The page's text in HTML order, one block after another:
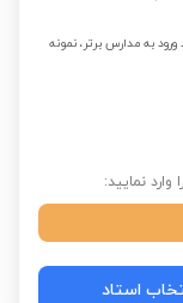
به مدارس برتر، نمونه
نمایید:
استاد